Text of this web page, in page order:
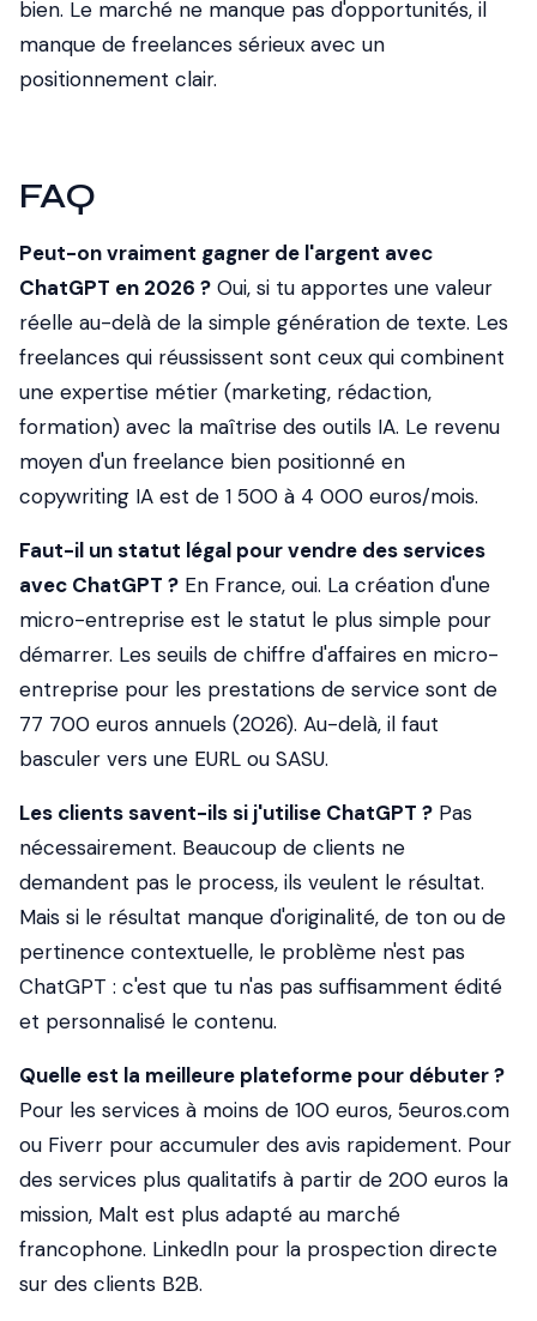
bien. Le marché ne manque pas d'opportunités, il
manque de freelances sérieux avec un
positionnement clair.
FAQ
Peut-on vraiment gagner de l'argent avec
ChatGPT en 2026 ? Oui, si tu apportes une valeur
réelle au-delà de la simple génération de texte. Les
freelances qui réussissent sont ceux qui combinent
une expertise métier (marketing, rédaction,
formation) avec la maîtrise des outils IA. Le revenu
moyen d'un freelance bien positionné en
copywriting IA est de 1 500 à 4 000 euros/mois.
Faut-il un statut légal pour vendre des services
avec ChatGPT ? En France, oui. La création d'une
micro-entreprise est le statut le plus simple pour
démarrer. Les seuils de chiffre d'affaires en micro-
entreprise pour les prestations de service sont de
77 700 euros annuels (2026). Au-delà, il faut
basculer vers une EURL ou SASU.
Les clients savent-ils si j'utilise ChatGPT ? Pas
nécessairement. Beaucoup de clients ne
demandent pas le process, ils veulent le résultat.
Mais si le résultat manque d'originalité, de ton ou de
pertinence contextuelle, le problème n'est pas
ChatGPT : c'est que tu n'as pas suffisamment édité
et personnalisé le contenu.
Quelle est la meilleure plateforme pour débuter ?
Pour les services à moins de 100 euros, 5euros.com
ou Fiverr pour accumuler des avis rapidement. Pour
des services plus qualitatifs à partir de 200 euros la
mission, Malt est plus adapté au marché
francophone. LinkedIn pour la prospection directe
sur des clients B2B.